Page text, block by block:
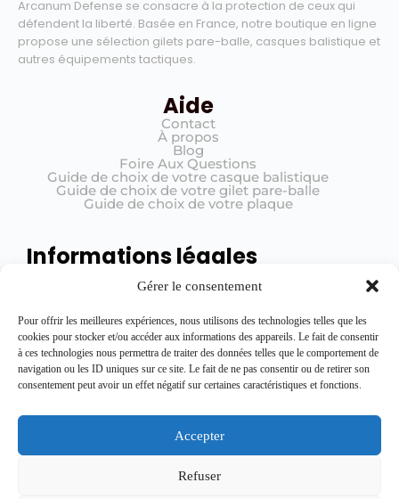
Gérer le consentement
Pour offrir les meilleures expériences, nous utilisons des technologies telles que les
cookies pour stocker et/ou accéder aux informations des appareils. Le fait de consentir
à ces technologies nous permettra de traiter des données telles que le comportement de
navigation ou les ID uniques sur ce site. Le fait de ne pas consentir ou de retirer son
consentement peut avoir un effet négatif sur certaines caractéristiques et fonctions.
Accepter
Refuser
Arcanum Defense se consacre à la protection de ceux qui
défendent la liberté. Basée en France, notre boutique en ligne
propose une sélection gilets pare-balle, casques balistique et
autres équipements tactiques.
Aide
Contact
À propos
Blog
Foire Aux Questions
Guide de choix de votre casque balistique
Guide de choix de votre gilet pare-balle
Guide de choix de votre plaque
Informations légales
Conditions générales de vente (CGV)
Registre de traitement
Rejoignez l'équipe
Restez informé des dernières nouveautés, promotions exclusives et conseils
en vous inscrivant ici.